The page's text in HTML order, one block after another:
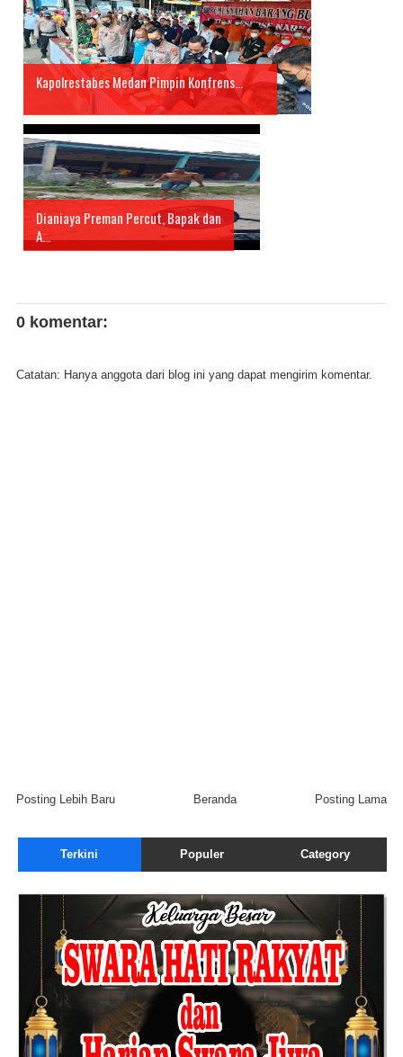
Kapolrestabes Medan Pimpin Konfrens...
Dianiaya Preman Percut, Bapak dan
A...
0 komentar:
Catatan: Hanya anggota dari blog ini yang dapat mengirim komentar.
Posting Lebih Baru Posting Lama
Beranda
Terkini Populer Category